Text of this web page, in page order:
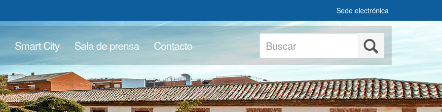
Sede electrónica
Smart City Sala de prensa Contacto Buscar